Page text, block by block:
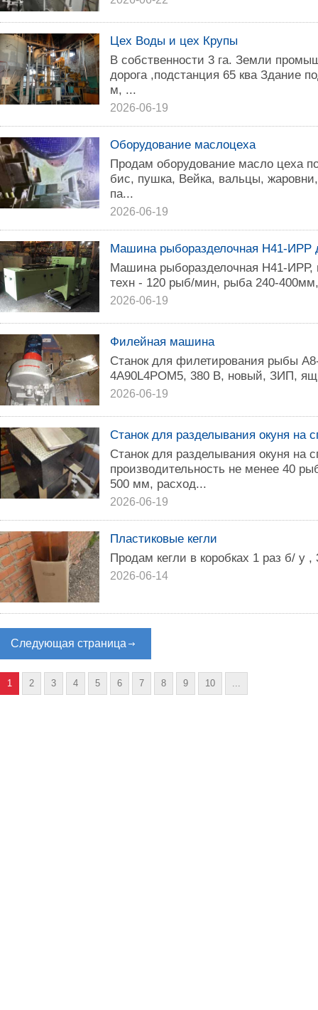
Цех Воды и цех Крупы
В собственности 3 га. Земли
дорога ,подстанция 65 ква Здание
м, ...
2026-06-19
Оборудование маслоцеха
Продам оборудование масло цеха
бис, пушка, Вейка, вальцы,
па...
2026-06-19
Машина рыборазделочная Н41-ИРР
Машина рыборазделочная Н41-ИРР,
техн - 120 рыб/мин, рыба 240-
2026-06-19
Филейная машина
Станок для филетирования рыбы
4А90L4РОМ5, 380 В, новый, ЗИП,
2026-06-19
Станок для разделывания окуня на
Станок для разделывания окуня на
производительность не менее 40
500 мм, расход...
2026-06-19
Пластиковые кегли
Продам кегли в коробках 1 раз б/ у ,
2026-06-14
Следующая страница
1 2 3 4 5 6 7 8 9 10 ...